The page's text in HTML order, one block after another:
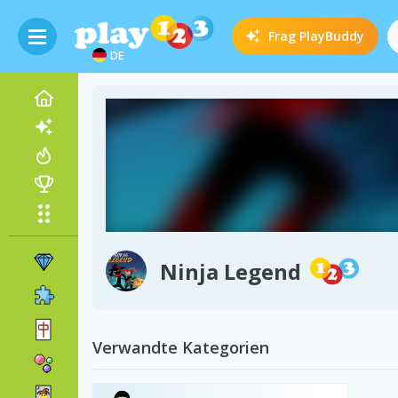
DE
Frag PlayBuddy
Ninja Legend
Verwandte Kategorien